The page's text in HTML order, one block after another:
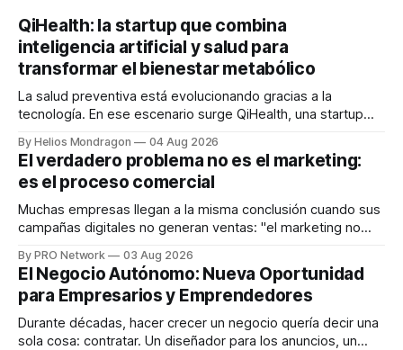
QiHealth: la startup que combina
inteligencia artificial y salud para
transformar el bienestar metabólico
La salud preventiva está evolucionando gracias a la
tecnología. En ese escenario surge QiHealth, una startup
dispositivos inteligentes, inteligencia artificial y monitoreo
en tiempo real para ayudar a las personas a tomar mejores
decisiones sobre su salud metabólica. Su propuesta busca
responder
By Helios Mondragon 04 Aug 2026
El verdadero problema no es el marketing:
es el proceso comercial
Muchas empresas llegan a la misma conclusión cuando sus
campañas digitales no generan ventas: "el marketing no
INTERIUS, el problema suele estar en otro lugar. Durante
una entrevista para el podcast SER PRO, el especialista en
marketing digital explicó que
By PRO Network 03 Aug 2026
El Negocio Autónomo: Nueva Oportunidad
para Empresarios y Emprendedores
Durante décadas, hacer crecer un negocio quería decir una
sola cosa: contratar. Un diseñador para los anuncios, un